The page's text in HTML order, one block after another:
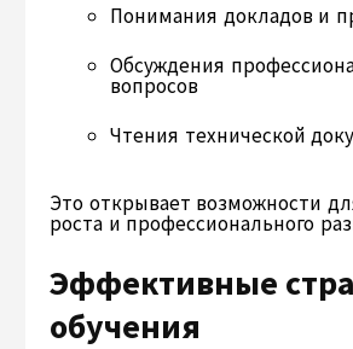
Понимания докладов и
Обсуждения
вопросов
Чтения технической
Это открывает возможности
роста и профессионального
Эффективные
обучения